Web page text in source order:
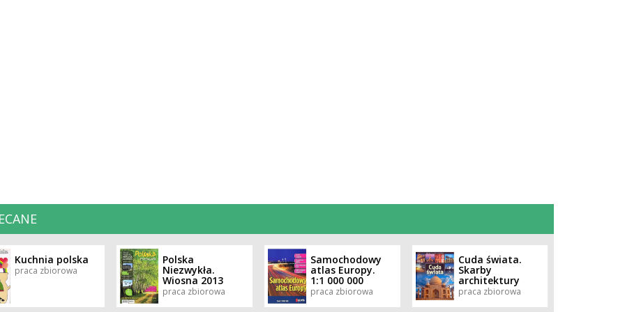
Kuchnia polska
praca zbiorowa
Polska
Niezwykła.
Wiosna 2013
praca zbiorowa
Samochodowy
atlas Europy.
1:1 000 000
praca zbiorowa
Cuda świata.
Skarby
architektury
praca zbiorowa